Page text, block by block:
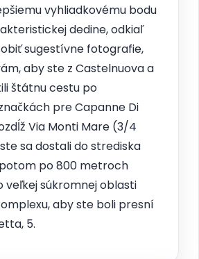
vyhliadkovému bodu
dedine, odkiaľ
sugestívne fotografie,
aby ste z Castelnuova a
štátnu cestu po
pre Capanne Di
Via Monti Mare (3/4
sa dostali do strediska
po 800 metroch
veľkej súkromnej oblasti
aby ste boli presní
5.